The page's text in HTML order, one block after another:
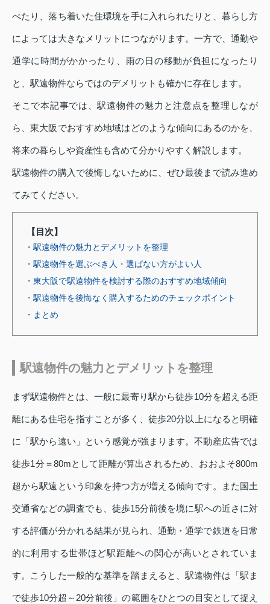
べたり、落ち着いた住環境を手に入れられたりと、暮らし方
によっては大きなメリットにつながります。一方で、通勤や
通学に時間がかかったり、雨の日の移動が負担になったり
と、駅遠物件ならではのデメリットも確かに存在します。
そこで本記事では、駅遠物件の魅力と注意点を整理しなが
ら、東大阪でおすすめ地域はどのような傾向にあるのかを、
将来の暮らしや資産性も含めて分かりやすく解説します。
駅遠物件の購入で後悔しないために、ぜひ最後まで読み進め
てみてください。
【目次】
・駅遠物件の魅力とデメリットを整理
・駅遠物件を選ぶべき人・選ばない方がよい人
・東大阪で駅遠物件を検討する際のおすすめ地域傾向
・駅遠物件を後悔なく購入するためのチェックポイント
・まとめ
駅遠物件の魅力とデメリットを整理
まず駅遠物件とは、一般に最寄り駅から徒歩10分を超える距
離にある住宅を指すことが多く、徒歩20分以上になると明確
に「駅から遠い」という感覚が強まります。不動産広告では
徒歩1分＝80mとして距離が算出されるため、おおよそ800m
超から駅遠という印象を持つ方が増える傾向です。また国土
交通省などの調査でも、徒歩15分前後を境に駅への近さに対
する評価が分かれる結果が見られ、通勤・通学で鉄道を日常
的に利用する世帯ほど駅距離への関心が高いとされていま
す。こうした一般的な基準を踏まえると、駅遠物件は「駅ま
で徒歩10分超～20分前後」の範囲をひとつの目安として捉え